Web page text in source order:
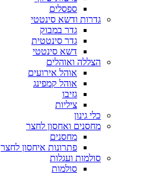
ספסלים
גדרות ודשא סינטטי
גדר במבוק
גדר סינטטית
דשא סינטטי
הצללה ואוהלים
אוהל אירועים
אוהל קמפינג
גזיבו
ציליות
כלי גינון
מחסנים ואחסון לחצר
מחסנים
פתרונות איחסון לחצר
סולמות ועגלות
סולמות